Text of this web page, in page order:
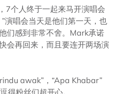
7个人终于一起来马开演唱会
演唱会当天是他们第一天，也
们感到非常不舍。Mark承诺
会再回来，而且要连开两场演
awak”，“Apa Khabar”